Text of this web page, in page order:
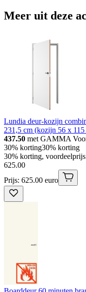
Meer uit deze
Lundia deur-kozijn
231,5 cm (kozijn 56 x 115
437.50 met GAMMA
30% korting30% korting
30% korting,
625.00
Prijs: 625.00 euro